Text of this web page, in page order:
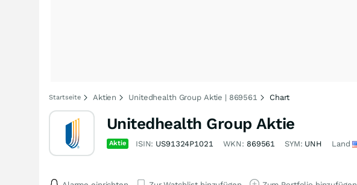
Startseite Aktien Unitedhealth Group Aktie | 869561 Chart
Unitedhealth Group Aktie
Aktie ISIN: US91324P1021 WKN: 869561 SYM: UNH Land